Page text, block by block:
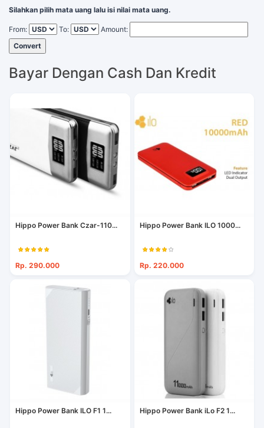
Silahkan pilih mata uang lalu isi nilai mata uang.
From: To:
Amount:
Convert
Bayar Dengan Cash Dan Kredit
Hippo Power Bank Czar-110...
Rp. 290.000
Hippo Power Bank ILO 1000...
Rp. 220.000
Hippo Power Bank ILO F1 1... Hippo Power Bank iLo F2 1...